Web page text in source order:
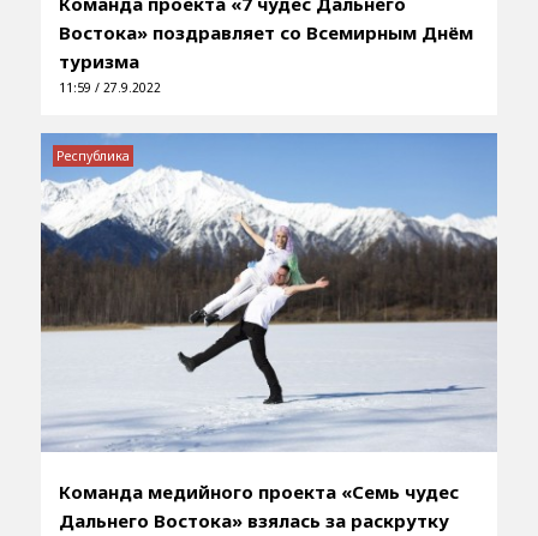
Востока» поздравляет со Всемирным Днём
туризма
11:59 / 27.9.2022
Команда медийного проекта «Семь чудес
Дальнего Востока» взялась за раскрутку
Республика